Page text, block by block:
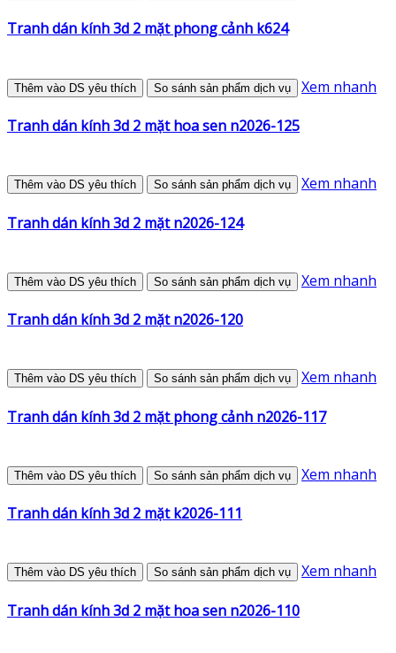
Tranh dán kính 3d 2 mặt phong cảnh k624
Thêm vào DS yêu thích So sánh sản phẩm dịch vụ Xem nhanh
Tranh dán kính 3d 2 mặt hoa sen n2026-125
Thêm vào DS yêu thích So sánh sản phẩm dịch vụ Xem nhanh
Tranh dán kính 3d 2 mặt n2026-124
Thêm vào DS yêu thích So sánh sản phẩm dịch vụ Xem nhanh
Tranh dán kính 3d 2 mặt n2026-120
Thêm vào DS yêu thích So sánh sản phẩm dịch vụ Xem nhanh
Tranh dán kính 3d 2 mặt phong cảnh n2026-117
Thêm vào DS yêu thích So sánh sản phẩm dịch vụ Xem nhanh
Tranh dán kính 3d 2 mặt k2026-111
Thêm vào DS yêu thích So sánh sản phẩm dịch vụ Xem nhanh
Tranh dán kính 3d 2 mặt hoa sen n2026-110